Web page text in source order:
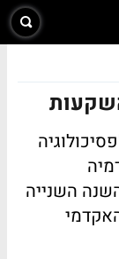
השנייה